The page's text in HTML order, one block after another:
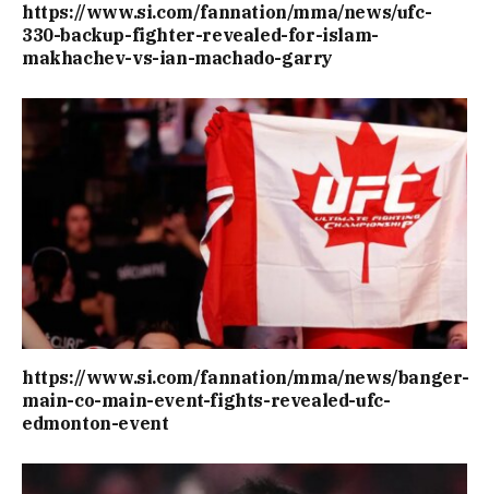
https://www.si.com/fannation/mma/news/ufc-
330-backup-fighter-revealed-for-islam-
makhachev-vs-ian-machado-garry
https://www.si.com/fannation/mma/news/banger-
main-co-main-event-fights-revealed-ufc-
edmonton-event